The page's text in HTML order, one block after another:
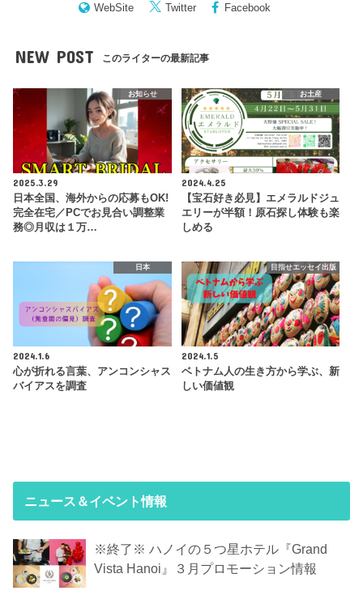
WebSite Twitter Facebook
NEW POST このライターの最新記事
お知らせ
2025.3.29
日本全国、海外からの応募もOK!
完全在宅／PCでお見合い調整業
務◎月収は１万…
お土産
2024.4.25
【宝石好き必見】エメラルドジュ
エリーが半額！原石探し体験も楽
しめる
日本
2024.1.6
心が折れる言葉、アンコンシャス
バイアスを調査
目指せエッセイ出版
2024.1.5
ベトナム人の生き方から学ぶ、新
しい価値観
ニュース＆イベント情報
※終了※ ハノイの５つ星ホテル『Grand
Vista Hanoi』３月プロモーション情報